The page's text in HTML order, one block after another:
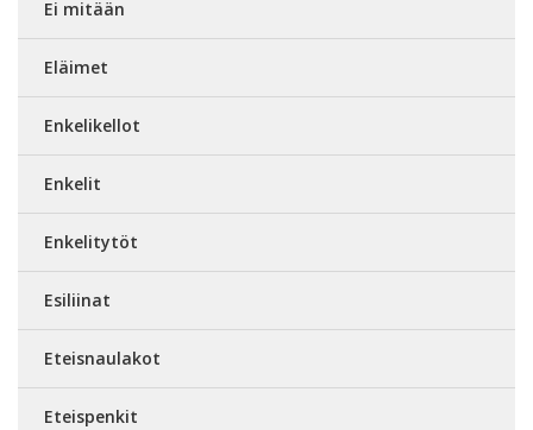
Ei mitään
Eläimet
Enkelikellot
Enkelit
Enkelitytöt
Esiliinat
Eteisnaulakot
Eteispenkit